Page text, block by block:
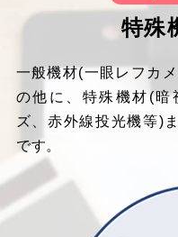
特殊
一般機材(一眼レフカ
の他に、特殊機材(暗
ズ、赤外線投光機等)ま
です。